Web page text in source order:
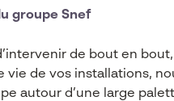
groupe Snef
de bout en
vie de vos installations,
autour d’une large